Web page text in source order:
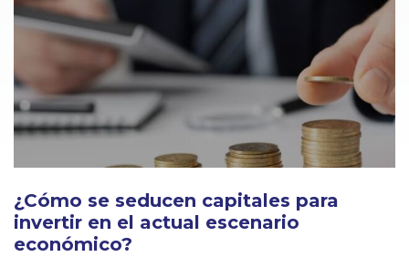
¿Cómo se seducen capitales para
invertir en el actual escenario
económico?